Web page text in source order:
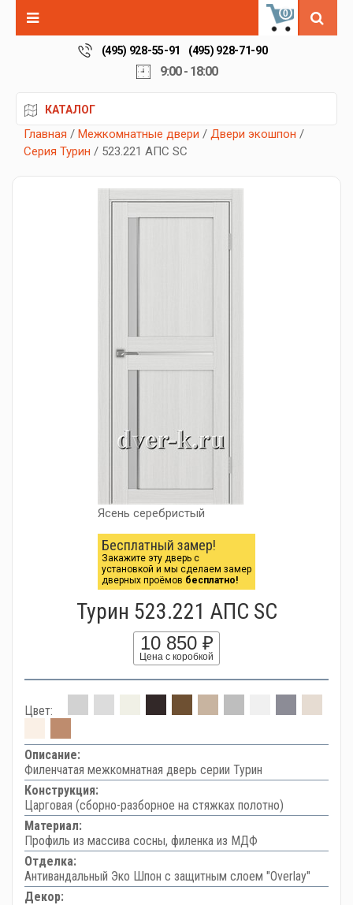
0
(495) 928-55-91 (495) 928-71-90
9:00 - 18:00
КАТАЛОГ
Главная / Межкомнатные двери / Двери экошпон /
Серия Турин / 523.221 АПС SC
Ясень серебристый
Бесплатный замер!
Закажите эту дверь с
установкой и мы сделаем замер
дверных проёмов бесплатно!
Турин 523.221 АПС SC
10 850 ₽
Цена с коробкой
Цвет:
Описание:
Филенчатая межкомнатная дверь серии Турин
Конструкция:
Царговая (сборно-разборное на стяжках полотно)
Материал:
Профиль из массива сосны, филенка из МДФ
Отделка:
Антивандальный Эко Шпон с защитным слоем "Overlay"
Декор: